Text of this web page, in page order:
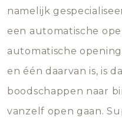
namelijk
een automatische
automatische
en één daarvan is, is
boodschappen naar
vanzelf open gaan.